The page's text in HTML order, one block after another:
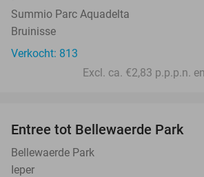
Summio Parc Aquadelta
Bruinisse
Verkocht: 813
Excl. ca. €2,83 p.p.p.n.
Entree tot Bellewaerde Park
Bellewaerde Park
Ieper